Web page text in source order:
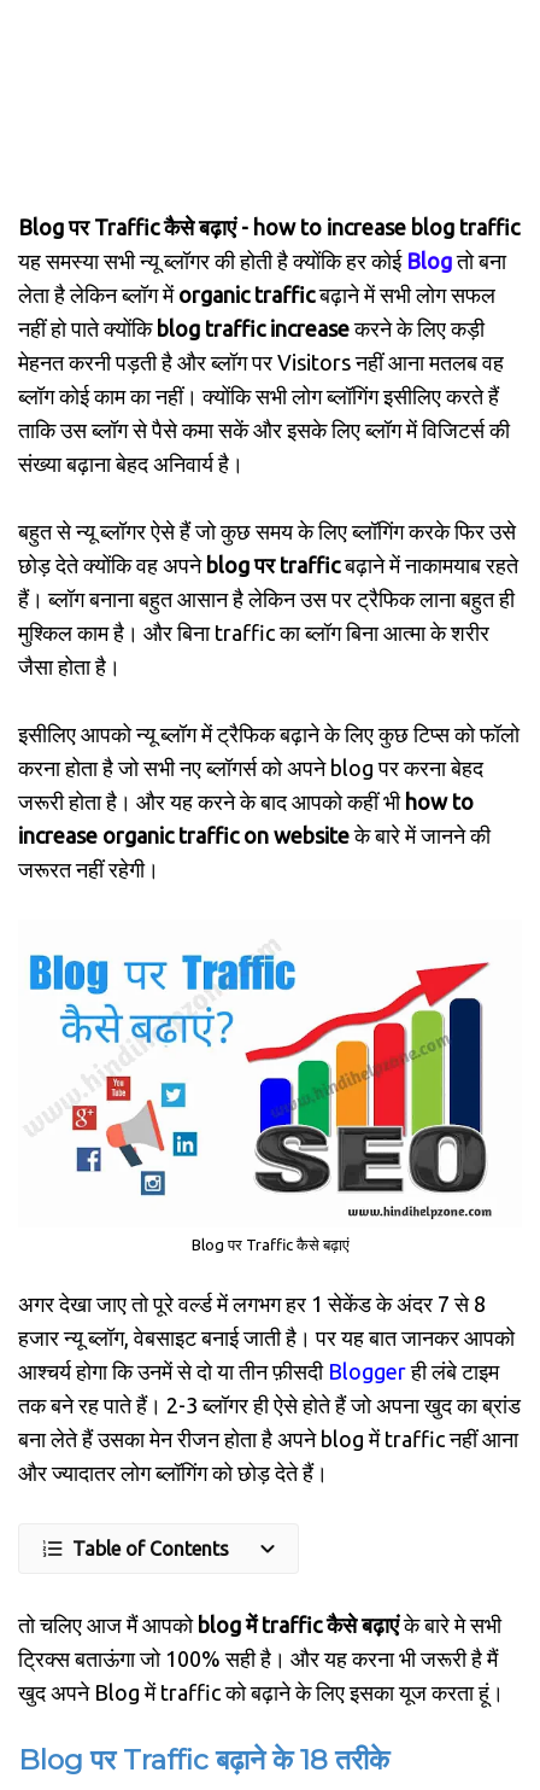
Blog पर Traffic कैसे बढ़ाएं - how to increase blog traffic
यह समस्या सभी न्यू ब्लॉगर की होती है क्योंकि हर कोई Blogतो बना
लेता है लेकिन ब्लॉग में organic trafficबढ़ाने में सभी लोग सफल
नहीं हो पाते क्योंकि blog traffic increaseकरने के लिए कड़ी
मेहनत करनी पड़ती है और ब्लॉग पर Visitors नहीं आना मतलब वह
ब्लॉग कोई काम का नहीं। क्योंकि सभी लोग ब्लॉगिंग इसीलिए करते हैं
ताकि उस ब्लॉग से पैसे कमा सकें और इसके लिए ब्लॉग में विजिटर्स की
संख्या बढ़ाना बेहद अनिवार्य है।
बहुत से न्यू ब्लॉगर ऐसे हैं जो कुछ समय के लिए ब्लॉगिंग करके फिर उसे
छोड़ देते क्योंकि वह अपने blog पर trafficबढ़ाने में नाकामयाब रहते
हैं। ब्लॉग बनाना बहुत आसान है लेकिन उस पर ट्रैफिक लाना बहुत ही
मुश्किल काम है। और बिना traffic का ब्लॉग बिना आत्मा के शरीर
जैसा होता है।
इसीलिए आपको न्यू ब्लॉग में ट्रैफिक बढ़ाने के लिए कुछ टिप्स को फॉलो
करना होता है जो सभी नए ब्लॉगर्स को अपने blog पर करना बेहद
जरूरी होता है। और यह करने के बाद आपको कहीं भी how to
increase organic traffic on websiteके बारे में जानने की
जरूरत नहीं रहेगी।
Blog पर Traffic कैसे बढ़ाएं
अगर देखा जाए तो पूरे वर्ल्ड में लगभग हर 1 सेकेंड के अंदर 7 से 8
हजार न्यू ब्लॉग, वेबसाइट बनाई जाती है। पर यह बात जानकर आपको
आश्चर्य होगा कि उनमें से दो या तीन फ़ीसदी Bloggerही लंबे टाइम
तक बने रह पाते हैं। 2-3 ब्लॉगर ही ऐसे होते हैं जो अपना खुद का ब्रांड
बना लेते हैं उसका मेन रीजन होता है अपने blog में traffic नहीं आना
और ज्यादातर लोग ब्लॉगिंग को छोड़ देते हैं।
Table of Contents
तो चलिए आज मैं आपको blog में traffic कैसे बढ़ाएंके बारे मे सभी
ट्रिक्स बताऊंगा जो 100% सही है। और यह करना भी जरूरी है मैं
खुद अपने Blog में traffic को बढ़ाने के लिए इसका यूज करता हूं।
Blog पर Traffic बढ़ाने के 18 तरीके